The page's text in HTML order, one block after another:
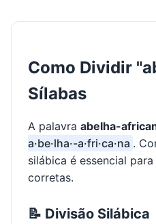
Como Dividir
Sílabas
A palavra abelha-
a·be·lha·-a·fri·ca·na .
silábica é essencial
corretas.
📝 Divisão Silábica